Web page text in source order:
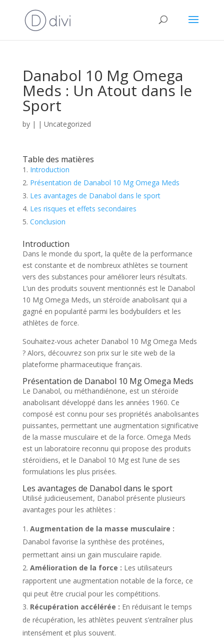
Danabol 10 Mg Omega
Meds : Un Atout dans le
Sport
by | | Uncategorized
Table des matières
Introduction
Présentation de Danabol 10 Mg Omega Meds
Les avantages de Danabol dans le sport
Les risques et effets secondaires
Conclusion
Introduction
Dans le monde du sport, la quête de la performance
est constante et de nombreux athlètes se tournent
vers des substances pour améliorer leurs résultats.
L’un des produits souvent mentionnés est le Danabol
10 Mg Omega Meds, un stéroïde anabolisant qui a
gagné en popularité parmi les bodybuilders et les
athlètes de force.
Souhaitez-vous acheter Danabol 10 Mg Omega Meds
? Alors, découvrez son prix sur le site web de la
plateforme pharmaceutique français.
Présentation de Danabol 10 Mg Omega Meds
Le Danabol, ou méthandiénone, est un stéroïde
anabolisant développé dans les années 1960. Ce
composé est connu pour ses propriétés anabolisantes
puissantes, permettant une augmentation significative
de la masse musculaire et de la force. Omega Meds
est un laboratoire reconnu qui propose des produits
stéroïdiens, et le Danabol 10 Mg est l’une de ses
formulations les plus prisées.
Les avantages de Danabol dans le sport
Utilisé judicieusement, Danabol présente plusieurs
avantages pour les athlètes :
Augmentation de la masse musculaire :
Danabol favorise la synthèse des protéines,
permettant ainsi un gain musculaire rapide.
Amélioration de la force : Les utilisateurs
rapportent une augmentation notable de la force, ce
qui peut être crucial pour les compétitions.
Récupération accélérée : En réduisant le temps
de récupération, les athlètes peuvent s’entraîner plus
intensément et plus souvent.